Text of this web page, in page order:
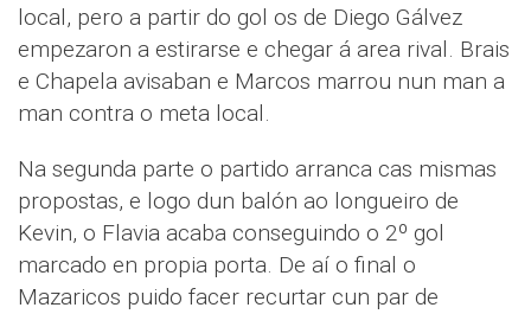
local, pero a partir do gol os de Diego Gálvez
empezaron a estirarse e chegar á area rival. Brais
e Chapela avisaban e Marcos marrou nun man a
man contra o meta local.
Na segunda parte o partido arranca cas mismas
propostas, e logo dun balón ao longueiro de
Kevin, o Flavia acaba conseguindo o 2º gol
marcado en propia porta. De aí o final o
Mazaricos puido facer recurtar cun par de